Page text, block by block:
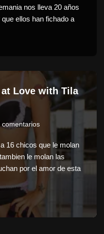
nos lleva 20 años
ellos han fichado a
Love with Tila
comentarios
16 chicos que le molan
le molan las
por el amor de esta